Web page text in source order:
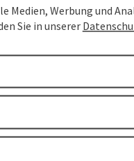
Medien, Werbung und
Sie in unserer